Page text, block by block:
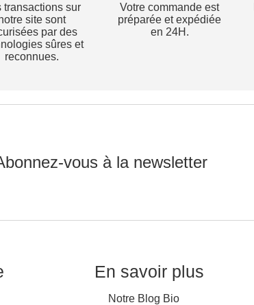
transactions sur
site sont
par des
sûres et
reconnues.
Votre commande est
préparée et expédiée
en 24H.
vous à la newsletter
En savoir plus
Notre Blog Bio